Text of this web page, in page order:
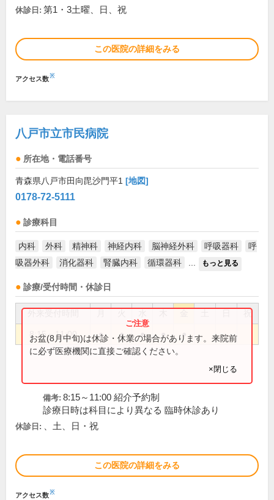
休診日: 第1・3土曜、日、祝
この医院の詳細をみる
アクセス数※
八戸市立市民病院
所在地・電話番号
青森県八戸市田向毘沙門平1 [地図]
0178-72-5111
診療科目
内科 外科 精神科 神経内科 脳神経外科 呼吸器科
呼
吸器外科
消化器科 腎臓内科 循環器科 もっと見る
診療/受付時間・休診日
祝
8:15～11:00 ● ● ● ● ●
お盆(8月中旬)は休診・休業の場合があります。来院前
に必ず医療機関に直接ご確認ください。
×閉じる
備考: 8:15～11:00 紹介予約制
診療日時は科目により異なる 臨時休診あり
休診日: 、土、日・祝
この医院の詳細をみる
アクセス数※